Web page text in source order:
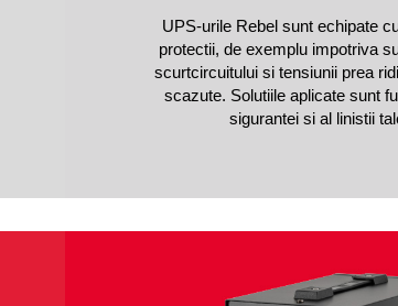
UPS-urile Rebel sunt echipate
protectii, de exemplu impotriva
scurtcircuitului si tensiunii prea
scazute. Solutiile aplicate sunt
sigurantei si al linistii